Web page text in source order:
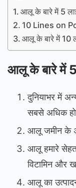
आलू के बारे में 5
10 Lines on
आलू के बारे में 10
आलू के बारे में
दुनियाभर में
सबसे अधिक
आलू जमीन के
आलू हमारे सेहत
विटामिन और
आलू का